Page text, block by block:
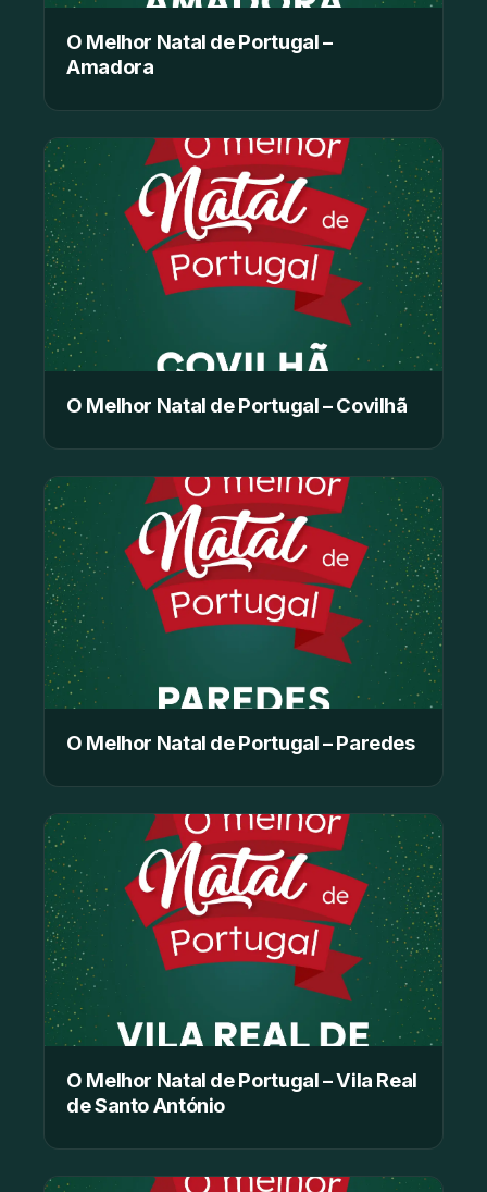
O Melhor Natal de Portugal –
Amadora
O Melhor Natal de Portugal – Covilhã
O Melhor Natal de Portugal – Paredes
O Melhor Natal de Portugal – Vila Real
de Santo António